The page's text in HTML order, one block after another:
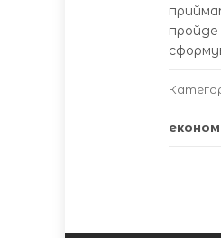
пройде